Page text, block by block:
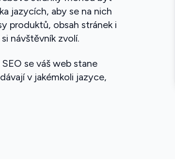
jazycích, aby se na nich
produktů, obsah stránek i
návštěvník zvolí.
se váš web stane
v jakémkoli jazyce,